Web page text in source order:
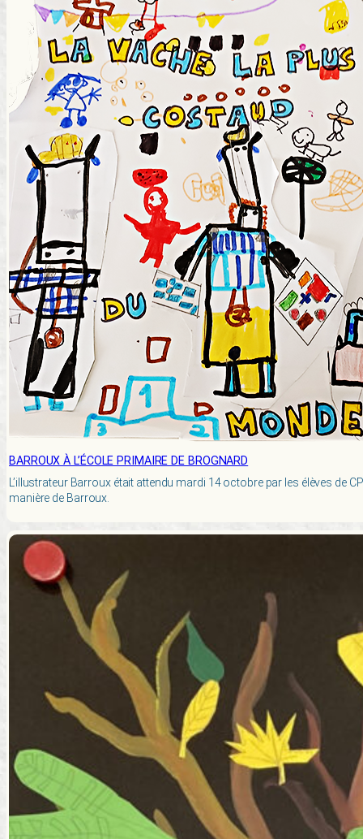
BARROUX À L’ÉCOLE PRIMAIRE DE BROGNARD
L’illustrateur Barroux était attendu mardi 14 octobre par les élèves de
manière de Barroux.